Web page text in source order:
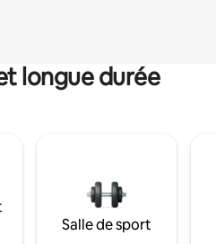
longue durée
Salle de sport